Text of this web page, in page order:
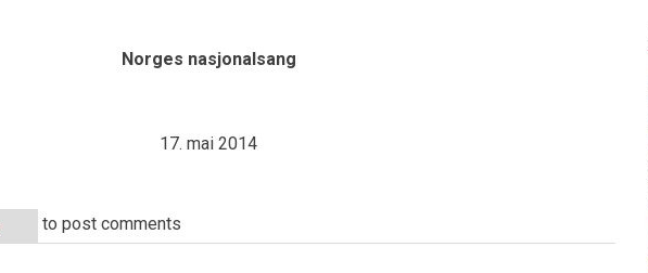
Norges nasjonalsang
17. mai 2014
to post comments